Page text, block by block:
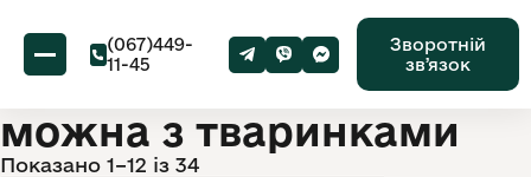
(067)449-
11-45
Зворотній
звʼязок
можна з тваринками
Показано 1–12 із 34